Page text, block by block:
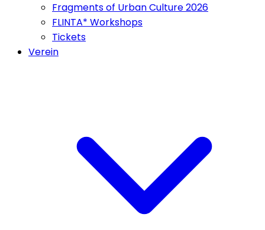
Fragments of Urban Culture 2026
FLINTA* Workshops
Tickets
Verein